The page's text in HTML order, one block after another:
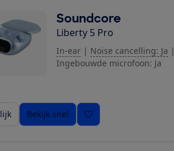
Soundcore
Liberty 5 Pro
In-ear | Noise cancelling: Ja |
Ingebouwde microfoon: Ja
Bekijk snel